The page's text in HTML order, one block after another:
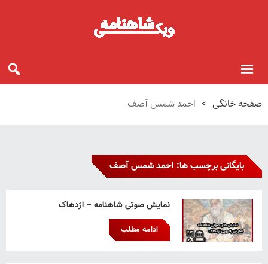
صفحه خانگی > احمد شمس آصف
بایگانی برچسب ها: احمد شمس آصف
نمایش صوتی شاهنامه – اژدهاک
ادامه مطلب